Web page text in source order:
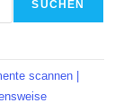
SUCHEN
scannen |